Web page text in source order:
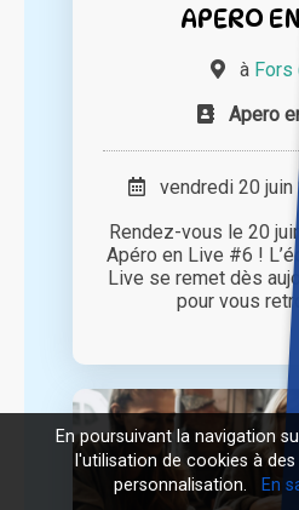
APERO
à Fors
Apero
vendredi 20 juin
Rendez-vous le 20
Apéro en Live #6 !
Live se remet dès
pour vous
En poursuivant la navigation
l'utilisation de cookies à
personnalisation.
En